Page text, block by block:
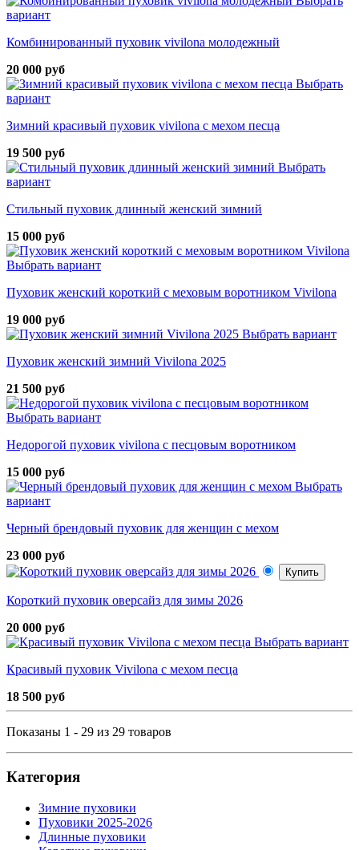
вариант
Комбинированный пуховик vivilona молодежный
20 000 руб
Выбрать
вариант
Зимний красивый пуховик vivilona с мехом песца
19 500 руб
Выбрать
вариант
Стильный пуховик длинный женский зимний
15 000 руб
Выбрать вариант
Пуховик женский короткий с меховым воротником Vivilona
19 000 руб
Выбрать вариант
Пуховик женский зимний Vivilona 2025
21 500 руб
Выбрать вариант
Недорогой пуховик vivilona с песцовым воротником
15 000 руб
Выбрать
вариант
Черный брендовый пуховик для женщин с мехом
23 000 руб
Купить
Короткий пуховик оверсайз для зимы 2026
20 000 руб
Выбрать вариант
Красивый пуховик Vivilona с мехом песца
18 500 руб
Показаны 1 - 29 из 29 товаров
Категория
Зимние пуховики
Пуховики 2025-2026
Длинные пуховики